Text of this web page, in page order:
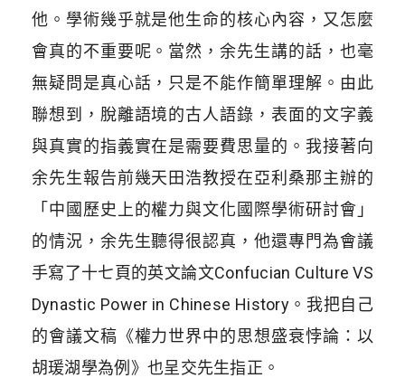
他。學術幾乎就是他生命的核心內容，又怎麼
會真的不重要呢。當然，余先生講的話，也毫
無疑問是真心話，只是不能作簡單理解。由此
聯想到，脫離語境的古人語錄，表面的文字義
與真實的指義實在是需要費思量的。我接著向
余先生報告前幾天田浩教授在亞利桑那主辦的
「中國歷史上的權力與文化國際學術研討會」
的情況，余先生聽得很認真，他還專門為會議
手寫了十七頁的英文論文Confucian Culture VS
Dynastic Power in Chinese History。我把自己
的會議文稿《權力世界中的思想盛衰悖論：以
胡瑗湖學為例》也呈交先生指正。